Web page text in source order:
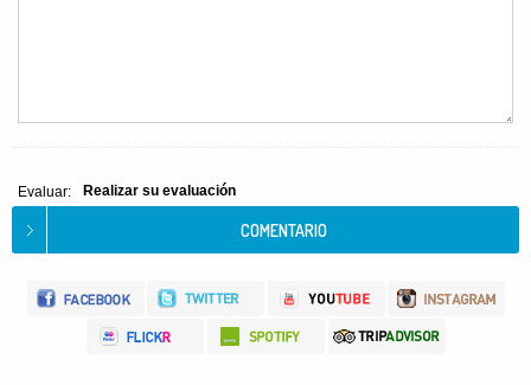
Evaluar: Realizar su evaluación